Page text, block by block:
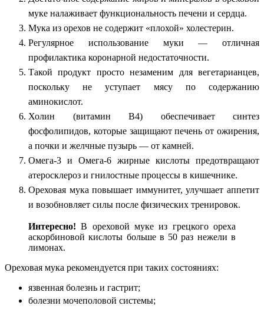
муке налаживает функциональность печени и сердца.
Мука из орехов не содержит «плохой» холестерин.
Регулярное использование муки — отличная
профилактика коронарной недостаточности.
Такой продукт просто незаменим для вегетарианцев,
поскольку не уступает мясу по содержанию
аминокислот.
Холин (витамин В4) обеспечивает синтез
фосфолипидов, которые защищают печень от ожирения,
а почки и желчные пузырь — от камней.
Омега-3 и Омега-6 жирные кислоты предотвращают
атеросклероз и гнилостные процессы в кишечнике.
Ореховая мука повышает иммунитет, улучшает аппетит
и возобновляет силы после физических тренировок.
Интересно! В ореховой муке из грецкого ореха
аскорбиновой кислоты больше в 50 раз нежели в
лимонах.
Ореховая мука рекомендуется при таких состояниях:
язвенная болезнь и гастрит;
болезни мочеполовой системы;